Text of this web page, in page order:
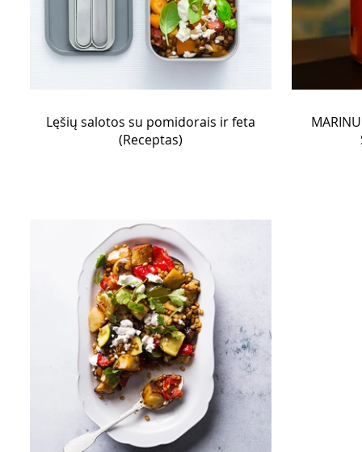
Lęšių salotos su pomidorais ir feta
(Receptas)